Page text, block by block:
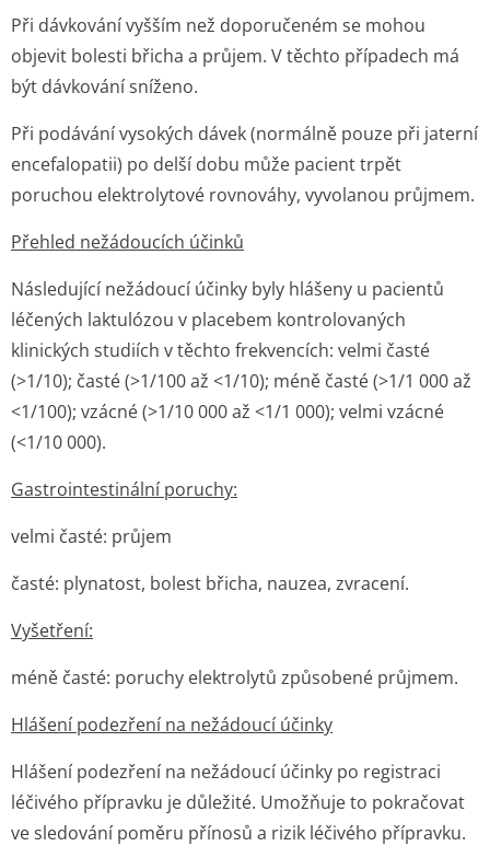
Při dávkování vyšším než doporučeném se mohou
objevit bolesti břicha a průjem. V těchto případech má
být dávkování sníženo.
Při podávání vysokých dávek (normálně pouze při jaterní
encefalopatii) po delší dobu může pacient trpět
poruchou elektrolytové rovnováhy, vyvolanou průjmem.
Přehled nežádoucích účinků
Následující nežádoucí účinky byly hlášeny u pacientů
léčených laktulózou v placebem kontrolovaných
klinických studiích v těchto frekvencích: velmi časté
(>1/10); časté (>1/100 až <1/10); méně časté (>1/1 000 až
<1/100); vzácné (>1/10 000 až <1/1 000); velmi vzácné
(<1/10 000).
Gastrointestinální poruchy:
velmi časté: průjem
časté: plynatost, bolest břicha, nauzea, zvracení.
Vyšetření:
méně časté: poruchy elektrolytů způsobené průjmem.
Hlášení podezření na nežádoucí účinky
Hlášení podezření na nežádoucí účinky po registraci
léčivého přípravku je důležité. Umožňuje to pokračovat
ve sledování poměru přínosů a rizik léčivého přípravku.